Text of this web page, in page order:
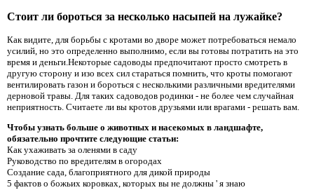
Стоит ли бороться за несколько насыпей на лужайке?
Как видите, для борьбы с кротами во дворе может потребоваться немало
усилий, но это определенно выполнимо, если вы готовы потратить на это
время и деньги.Некоторые садоводы предпочитают просто смотреть в
другую сторону и изо всех сил стараться помнить, что кроты помогают
вентилировать газон и бороться с несколькими различными вредителями
дерновой травы. Для таких садоводов родинки - не более чем случайная
неприятность. Считаете ли вы кротов друзьями или врагами - решать вам.
Чтобы узнать больше о животных и насекомых в ландшафте,
обязательно прочтите следующие статьи:
Как ухаживать за оленями в саду
Руководство по вредителям в огородах
Создание сада, благоприятного для дикой природы
5 фактов о божьих коровках, которых вы не должны ' я знаю